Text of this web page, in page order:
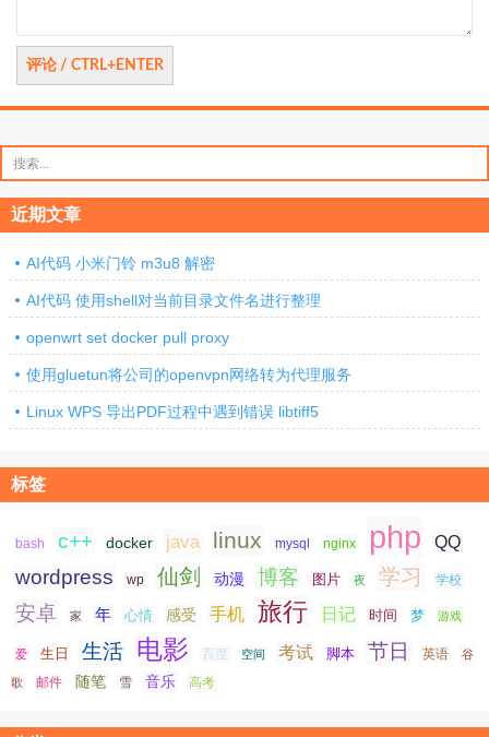
索：
近期文章
AI代码 小米门铃 m3u8 解密
AI代码 使用shell对当前目录文件名进行整理
openwrt set docker pull proxy
使用gluetun将公司的openvpn网络转为代理服务
Linux WPS 导出PDF过程中遇到错误 libtiff5
标签
bash c++ docker java linux mysql nginx php QQ
wordpress wp 仙剑 动漫 博客 图片 夜 学习 学校
安卓 家 年 心情 感受 手机 旅行 日记 时间 梦 游戏
爱 生日 生活 电影 百度 空间 考试 脚本 节日 英语 谷
歌 邮件 随笔 雪 音乐 高考